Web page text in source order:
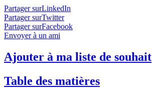
Partager surLinkedIn
Partager surTwitter
Partager surFacebook
Envoyer à un ami
Ajouter à ma liste de souhait
Table des matières